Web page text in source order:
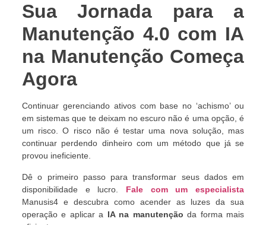
Sua Jornada para a
Manutenção 4.0 com IA
na Manutenção Começa
Agora
Continuar gerenciando ativos com base no ‘achismo’ ou
em sistemas que te deixam no escuro não é uma opção, é
um risco. O risco não é testar uma nova solução, mas
continuar perdendo dinheiro com um método que já se
provou ineficiente.
Dê o primeiro passo para transformar seus dados em
disponibilidade e lucro. Fale com um especialista
Manusis4 e descubra como acender as luzes da sua
operação e aplicar a IA na manutenção da forma mais